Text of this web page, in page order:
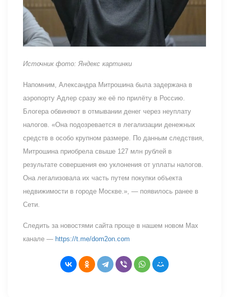
Источник фото: Яндекс картинки
Напомним, Александра Митрошина была задержана в
аэропорту Адлер сразу же её по прилёту в Россию.
Блогера обвиняют в отмывании денег через неуплату
налогов. «Она подозревается в легализации денежных
средств в особо крупном размере. По данным следствия,
Митрошина приобрела свыше 127 млн рублей в
результате совершения ею уклонения от уплаты налогов.
Она легализовала их часть путем покупки объекта
недвижимости в городе Москве.», — появилось ранее в
Сети.
Следить за новостями сайта проще в нашем новом Max
канале — https://t.me/dom2on.com